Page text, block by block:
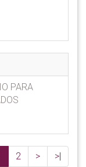
PARA
2 > >|